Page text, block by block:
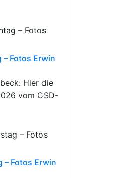
Fotos Erwin
Hier die
vom CSD-
– Fotos Erwin